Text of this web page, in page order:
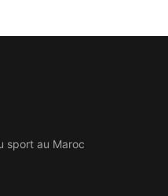
sport au Maroc